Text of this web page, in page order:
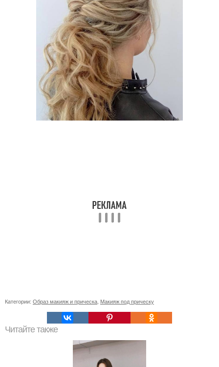
Категории: Образ макияж и прическа Макияж под прическу
Читайте также